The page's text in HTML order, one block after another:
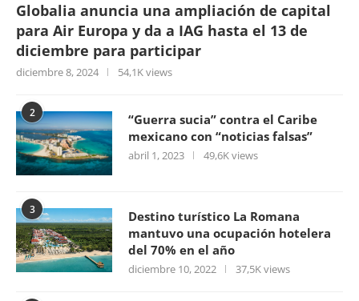
Globalia anuncia una ampliación de capital
para Air Europa y da a IAG hasta el 13 de
diciembre para participar
diciembre 8, 2024 54,1K views
2
“Guerra sucia” contra el Caribe
mexicano con “noticias falsas”
abril 1, 2023 49,6K views
3
Destino turístico La Romana
mantuvo una ocupación hotelera
del 70% en el año
diciembre 10, 2022 37,5K views